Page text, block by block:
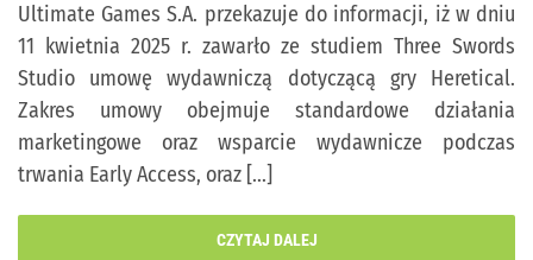
Ultimate Games S.A. przekazuje do informacji, iż w dniu
11 kwietnia 2025 r. zawarło ze studiem Three Swords
Studio umowę wydawniczą dotyczącą gry Heretical.
Zakres umowy obejmuje standardowe działania
marketingowe oraz wsparcie wydawnicze podczas
trwania Early Access, oraz [...]
CZYTAJ DALEJ